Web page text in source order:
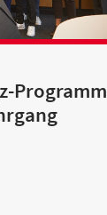
Programm